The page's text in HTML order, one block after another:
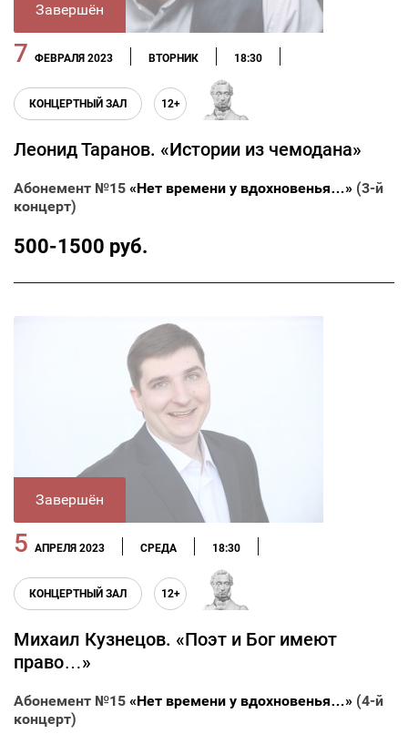
Завершён
7 ФЕВРАЛЯ 2023 ВТОРНИК 18:30
КОНЦЕРТНЫЙ ЗАЛ 12+
Леонид Таранов. «Истории из чемодана»
Абонемент №15 «Нет времени у вдохновенья…» (3-й
концерт)
500-1500 руб.
Завершён
5 АПРЕЛЯ 2023 СРЕДА 18:30
КОНЦЕРТНЫЙ ЗАЛ 12+
Михаил Кузнецов. «Поэт и Бог имеют
право…»
Абонемент №15 «Нет времени у вдохновенья…» (4-й
концерт)